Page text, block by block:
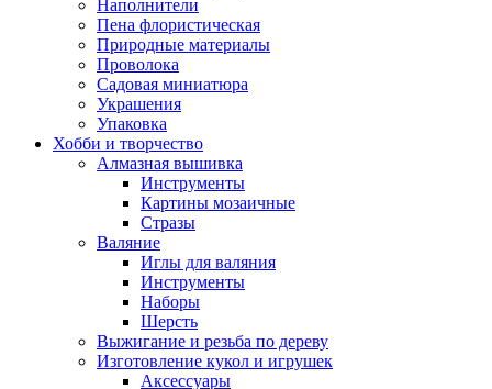
Наполнители
Пена флористическая
Природные материалы
Проволока
Садовая миниатюра
Украшения
Упаковка
Хобби и творчество
Алмазная вышивка
Инструменты
Картины мозаичные
Стразы
Валяние
Иглы для валяния
Инструменты
Наборы
Шерсть
Выжигание и резьба по дереву
Изготовление кукол и игрушек
Аксессуары